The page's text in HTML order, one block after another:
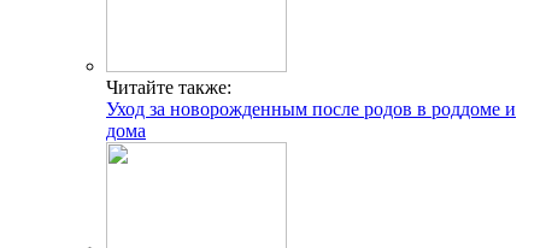
Читайте также:
Уход за новорожденным после родов в роддоме и
дома